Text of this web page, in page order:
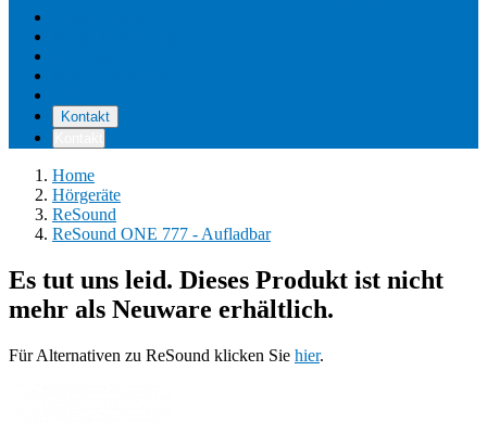
Kontakt
Home
Hörgeräte
ReSound
ReSound ONE 777 - Aufladbar
Es tut uns leid. Dieses Produkt ist nicht
mehr als Neuware erhältlich.
Für Alternativen zu ReSound klicken Sie hier.